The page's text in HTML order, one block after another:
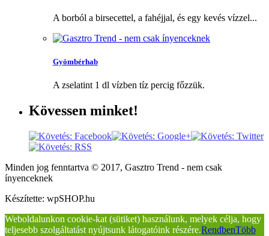
A borból a birsecettel, a fahéjjal, és egy kevés vízzel...
Gyömbérhab
A zselatint 1 dl vízben tíz percig főzzük.
Kövessen minket!
Minden jog fenntartva © 2017, Gasztro Trend - nem csak
ínyenceknek
Készítette: wpSHOP.hu
Weboldalunkon cookie-kat (sütiket) használunk, melyek célja, hogy
teljesebb szolgáltatást nyújtsunk látogatóink részére.RendbenTöbb